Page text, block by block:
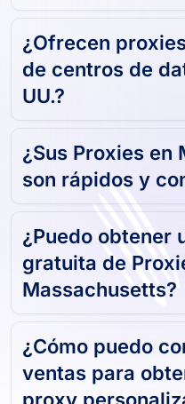
¿Ofrecen
de centros de
UU.?
¿Sus Proxies en
son rápidos y
¿Puedo obtener
gratuita de
Massachusetts?
¿Cómo puedo
ventas para
proxy